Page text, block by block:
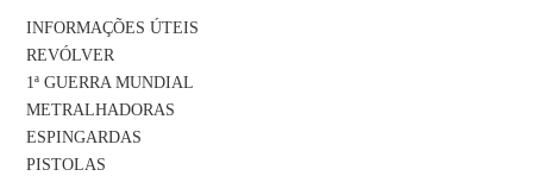
INFORMAÇÕES ÚTEIS
REVÓLVER
1ª GUERRA MUNDIAL
METRALHADORAS
ESPINGARDAS
PISTOLAS